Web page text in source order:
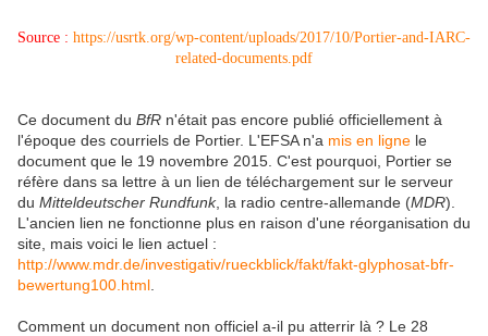
Source : https://usrtk.org/wp-content/uploads/2017/10/Portier-and-IARC-
related-documents.pdf
Ce document du BfR n'était pas encore publié officiellement à
l'époque des courriels de Portier. L'EFSA n'a mis en ligne le
document que le 19 novembre 2015. C'est pourquoi, Portier se
réfère dans sa lettre à un lien de téléchargement sur le serveur
du Mitteldeutscher Rundfunk, la radio centre-allemande (MDR).
L'ancien lien ne fonctionne plus en raison d'une réorganisation du
site, mais voici le lien actuel :
http://www.mdr.de/investigativ/rueckblick/fakt/fakt-glyphosat-bfr-
bewertung100.html
Comment un document non officiel a-il pu atterrir là ? Le 28